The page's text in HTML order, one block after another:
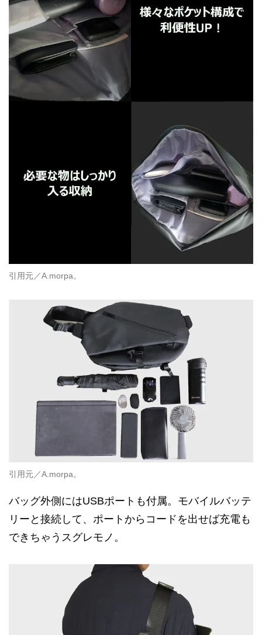
引用元／A.morpa。
引用元／A.morpa。
バッグ外側にはUSBポートも付属。モバイルバッテ
リーと接続して、ポートからコードを出せば充電も
できちゃうスグレモノ。